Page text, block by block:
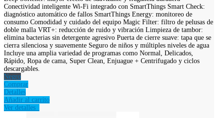
Conectividad inteligente Wi-Fi integrado con SmartThings Smart Check:
diagnóstico automático de fallos SmartThings Energy: monitoreo de
consumo Comodidad y cuidado del equipo Magic Filter: filtro de pelusas de
doble malla VRT+: reducción de ruido y vibración Limpieza de tambor:
elimina bacterias sin detergente agresivo Puerta de cierre suave: tapa que se
cierra silenciosa y suavemente Seguro de niños y múltiples niveles de agua
Incluye una amplia variedad de programas como Normal, Delicados,
Rápido, Ropa de cama, Super Clean, Enjuague + Centrifugado y ciclos
descargables.
Negro
Comprar
Detalles
Añadir al carrito
Ver detalles